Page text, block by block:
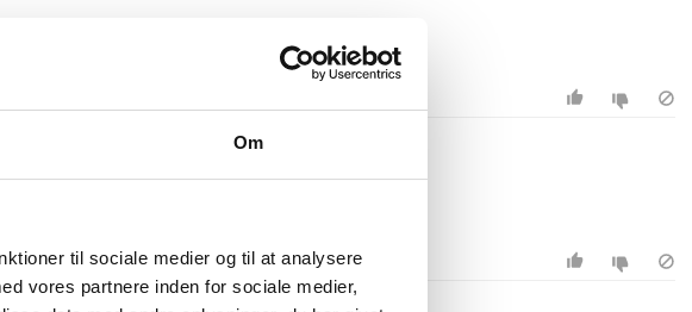
Om
til sociale medier og til at analysere
vores partnere inden for sociale medier,